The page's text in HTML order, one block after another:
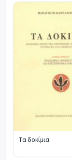
Τα δοκίμια